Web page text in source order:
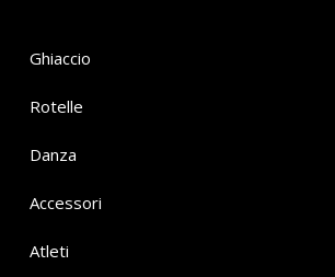
Ghiaccio
Rotelle
Danza
Accessori
Atleti